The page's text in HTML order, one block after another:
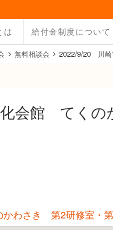
は 給付金制度について
無料相談会 2022/9/20 川
会館 てく
わさき 第2研修室・